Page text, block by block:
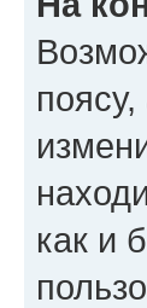
как и